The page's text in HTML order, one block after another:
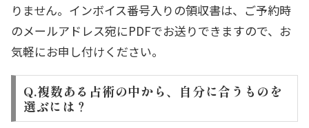
りません。インボイス番号入りの領収書は、ご予約時
のメールアドレス宛にPDFでお送りできますので、お
気軽にお申し付けください。
Q.複数ある占術の中から、自分に合うものを
選ぶには？